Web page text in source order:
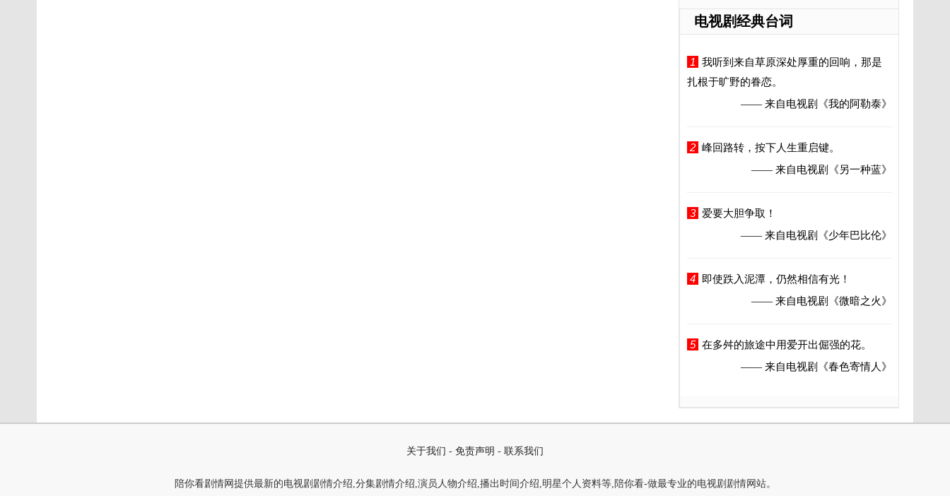
电视剧经典台词
1
我听到来自草原深处厚重的回响，那是
扎根于旷野的眷恋。
—— 来自电视剧
《我的阿勒泰》
2 峰回路转，按下人生重启键。
—— 来自电视剧
《另一种蓝》
3
爱要大胆争取！
—— 来自电视剧
《少年巴比伦》
4
即使跌入泥潭，仍然相信有光！
—— 来自电视剧
《微暗之火》
5 在多舛的旅途中用爱开出倔强的花。
—— 来自电视剧
《春色寄情人》
关于我们 - 免责声明 - 联系我们
陪你看剧情网提供最新的电视剧剧情介绍,分集剧情介绍,演员人物介绍,播出时间介绍,明星个人资料等,陪你看-做最专业的电视剧剧情网站。